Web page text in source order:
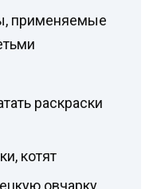
применяемые
раскраски
котят